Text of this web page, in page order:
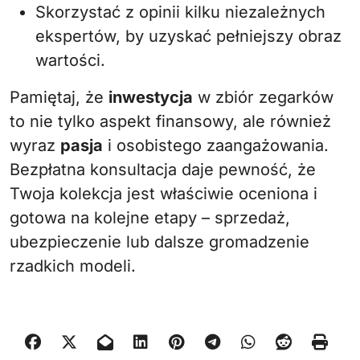
Skorzystać z opinii kilku niezależnych
ekspertów, by uzyskać pełniejszy obraz
wartości.
Pamiętaj, że inwestycja w zbiór zegarków
to nie tylko aspekt finansowy, ale również
wyraz pasja i osobistego zaangażowania.
Bezpłatna konsultacja daje pewność, że
Twoja kolekcja jest właściwie oceniona i
gotowa na kolejne etapy – sprzedaż,
ubezpieczenie lub dalsze gromadzenie
rzadkich modeli.